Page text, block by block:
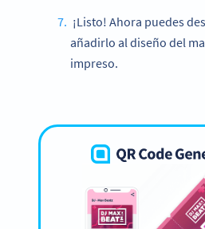
¡Listo! Ahora puedes
añadirlo al diseño del
impreso.